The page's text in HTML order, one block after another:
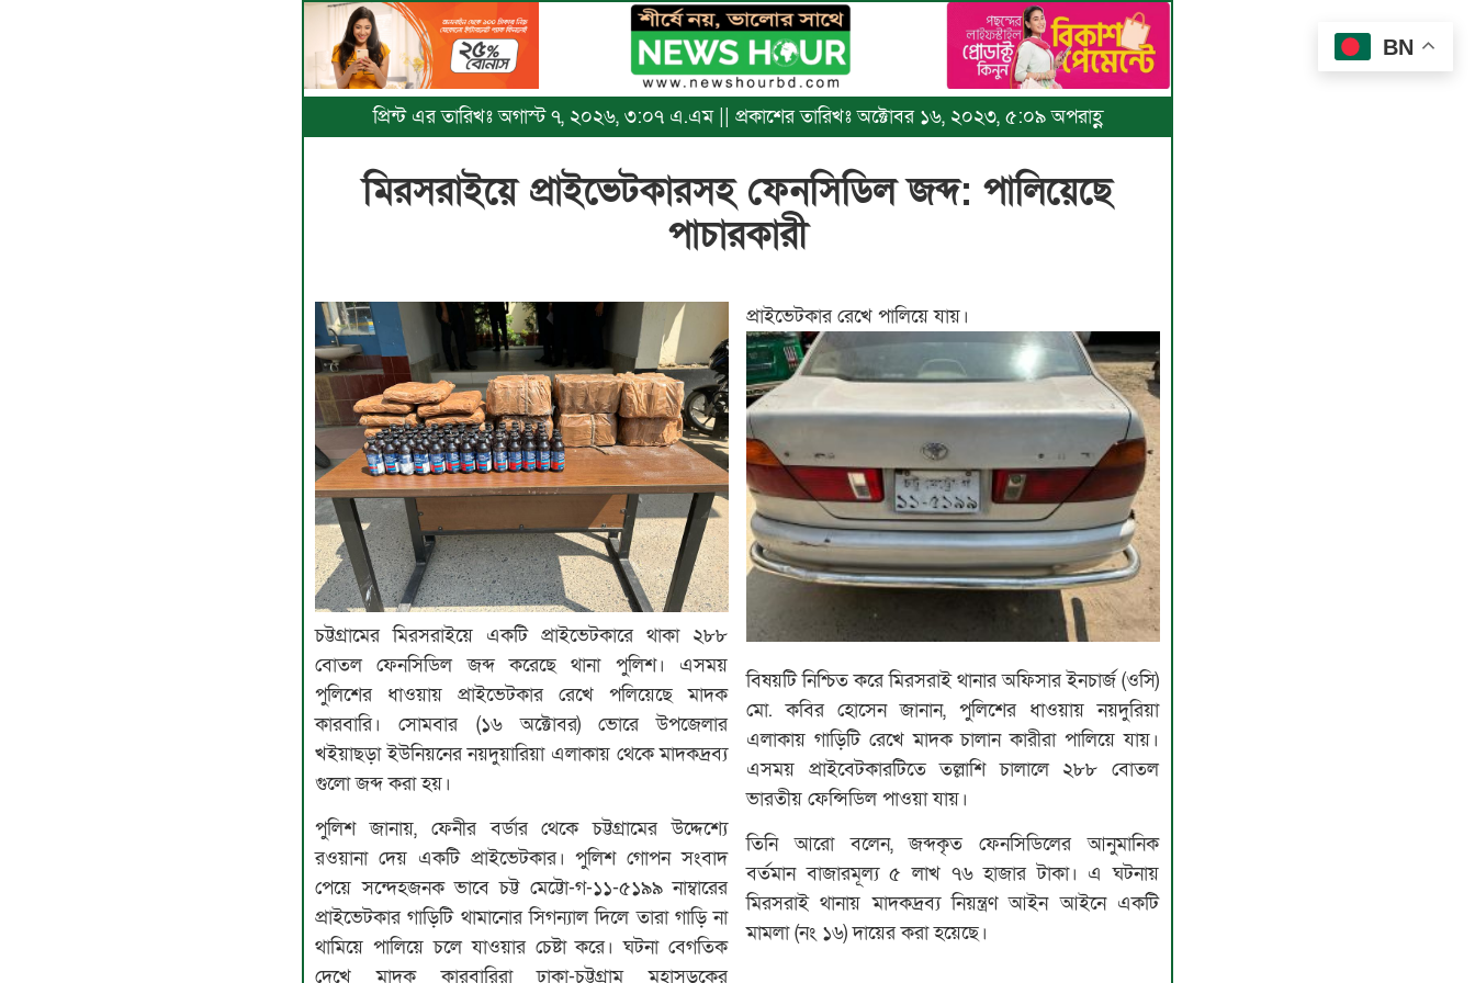
প্রিন্ট এর তারিখঃ অগাস্ট ৭, ২০২৬, ৩:০৭ এ.এম || প্রকাশের তারিখঃ অক্টোবর ১৬, ২০২৩, ৫:০৯ অপরাহ্ণ
মিরসরাইয়ে প্রাইভেটকারসহ ফেনসিডিল জব্দ: পালিয়েছে
পাচারকারী
চট্টগ্রামের মিরসরাইয়ে একটি প্রাইভেটকারে থাকা ২৮৮
বোতল ফেনসিডিল জব্দ করেছে থানা পুলিশ। এসময়
পুলিশের ধাওয়ায় প্রাইভেটকার রেখে পলিয়েছে মাদক
কারবারি। সোমবার (১৬ অক্টোবর) ভোরে উপজেলার
খইয়াছড়া ইউনিয়নের নয়দুয়ারিয়া এলাকায় থেকে মাদকদ্রব্য
গুলো জব্দ করা হয়।
পুলিশ জানায়, ফেনীর বর্ডার থেকে চট্টগ্রামের উদ্দেশ্যে
রওয়ানা দেয় একটি প্রাইভেটকার। পুলিশ গোপন সংবাদ
পেয়ে সন্দেহজনক ভাবে চট্ট মেট্টো-গ-১১-৫১৯৯ নাম্বারের
প্রাইভেটকার গাড়িটি থামানোর সিগন্যাল দিলে তারা গাড়ি না
থামিয়ে পালিয়ে চলে যাওয়ার চেষ্টা করে। ঘটনা বেগতিক
দেখে মাদক কারবারিরা ঢাকা-চট্টগ্রাম মহাসড়কের
প্রাইভেটকার রেখে পালিয়ে যায়।
বিষয়টি নিশ্চিত করে মিরসরাই থানার অফিসার ইনচার্জ (ওসি)
মো. কবির হোসেন জানান, পুলিশের ধাওয়ায় নয়দুরিয়া
এলাকায় গাড়িটি রেখে মাদক চালান কারীরা পালিয়ে যায়।
এসময় প্রাইবেটকারটিতে তল্লাশি চালালে ২৮৮ বোতল
ভারতীয় ফেন্সিডিল পাওয়া যায়।
তিনি আরো বলেন, জব্দকৃত ফেনসিডিলের আনুমানিক
বর্তমান বাজারমূল্য ৫ লাখ ৭৬ হাজার টাকা। এ ঘটনায়
মিরসরাই থানায় মাদকদ্রব্য নিয়ন্ত্রণ আইন আইনে একটি
মামলা (নং ১৬) দায়ের করা হয়েছে।
BN